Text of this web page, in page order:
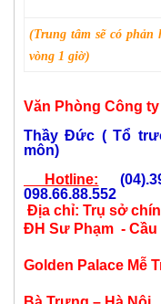
(Trung tâm sẽ có phản
vòng 1 giờ)
Văn Phòng Công
Thầy Đức ( Tổ
môn)
Hotline:
098.66.88.552
Địa chỉ:Trụ sở
ĐH Sư Phạm - Cầu
VP2:
Golden Palace Mễ
VP 3: Số